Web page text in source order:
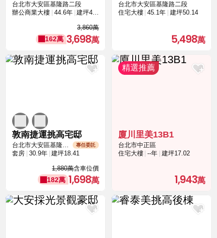
台北市大安區基隆路二段
辦公商業大樓
44.6年 建坪45.51
3,860萬
162萬 3,698
台北市大安區基隆路二段
住宅大樓
45.1年 建坪50.14
5,498
敦南捷運挑高宅邸
專任委託
套房 30.9年 建坪18.41
1,880萬含車位價
182萬 1,698
廈川里美13B1
台北市中正區
住宅大樓
--年 建坪17.02
1,943